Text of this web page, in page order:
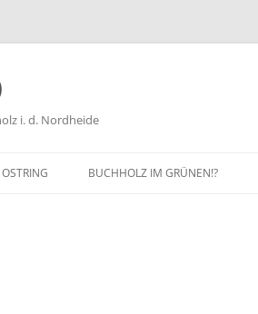
i. d. Nordheide
BUCHHOLZ IM GRÜNEN!?